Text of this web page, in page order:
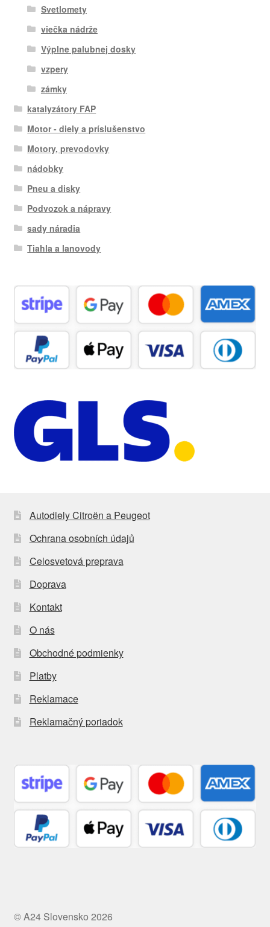
Svetlomety
viečka nádrže
Výplne palubnej dosky
vzpery
zámky
katalyzátory FAP
Motor - diely a príslušenstvo
Motory, prevodovky
nádobky
Pneu a disky
Podvozok a nápravy
sady náradia
Tiahla a lanovody
Autodiely Citroën a Peugeot
Ochrana osobních údajů
Celosvetová preprava
Doprava
Kontakt
O nás
Obchodné podmienky
Platby
Reklamace
Reklamačný poriadok
© A24 Slovensko 2026